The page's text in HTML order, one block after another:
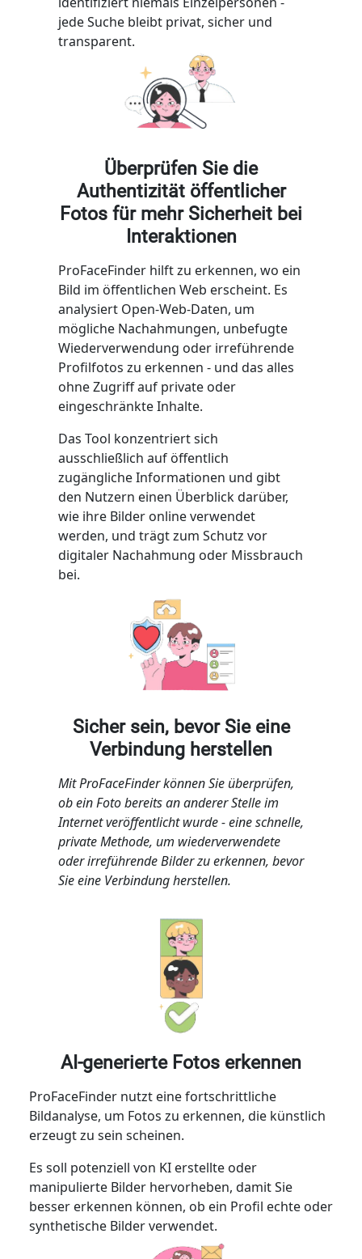
jede Suche bleibt privat, sicher und
transparent.
Überprüfen Sie die
Authentizität öffentlicher
Fotos für mehr Sicherheit bei
Interaktionen
ProFaceFinder hilft zu erkennen, wo ein
Bild im öffentlichen Web erscheint. Es
analysiert Open-Web-Daten, um
mögliche Nachahmungen, unbefugte
Wiederverwendung oder irreführende
Profilfotos zu erkennen - und das alles
ohne Zugriff auf private oder
eingeschränkte Inhalte.
Das Tool konzentriert sich
ausschließlich auf öffentlich
zugängliche Informationen und gibt
den Nutzern einen Überblick darüber,
wie ihre Bilder online verwendet
werden, und trägt zum Schutz vor
digitaler Nachahmung oder Missbrauch
bei.
Sicher sein, bevor Sie eine
Verbindung herstellen
Mit ProFaceFinder können Sie überprüfen,
ob ein Foto bereits an anderer Stelle im
Internet veröffentlicht wurde - eine schnelle,
private Methode, um wiederverwendete
oder irreführende Bilder zu erkennen, bevor
Sie eine Verbindung herstellen.
AI-generierte Fotos erkennen
ProFaceFinder nutzt eine fortschrittliche
Bildanalyse, um Fotos zu erkennen, die künstlich
erzeugt zu sein scheinen.
Es soll potenziell von KI erstellte oder
manipulierte Bilder hervorheben, damit Sie
besser erkennen können, ob ein Profil echte oder
synthetische Bilder verwendet.